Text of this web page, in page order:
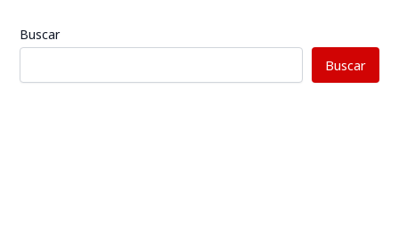
Buscar
Buscar